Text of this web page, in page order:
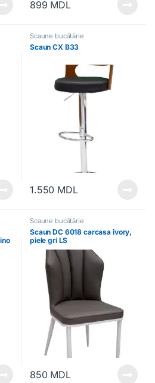
899 MDL
Scaune bucătărie
Scaun CX B33
1.550 MDL
Scaune bucătărie
Scaun DC 6018 carcasa ivory,
piele gri LS
850 MDL